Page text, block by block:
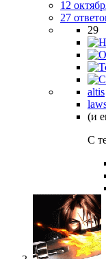
12
27
29
altis
(и
C